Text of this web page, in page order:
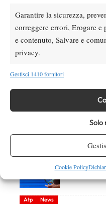
Garantire la sicurezza,
correggere errori, Erogare e
e contenuto, Salvare e
privacy.
Gestisci 1410 fornitori
Solo
Cookie Policy
ritiro.
TAGGED:
DI
News
Shang
Atp News